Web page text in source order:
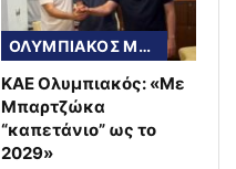
ΟΛΥΜΠΙΑΚΟΣ ΜΠΑΣΚΕΤ
ΚΑΕ Ολυμπιακός: «Με
Μπαρτζώκα
“καπετάνιο” ως το
2029»